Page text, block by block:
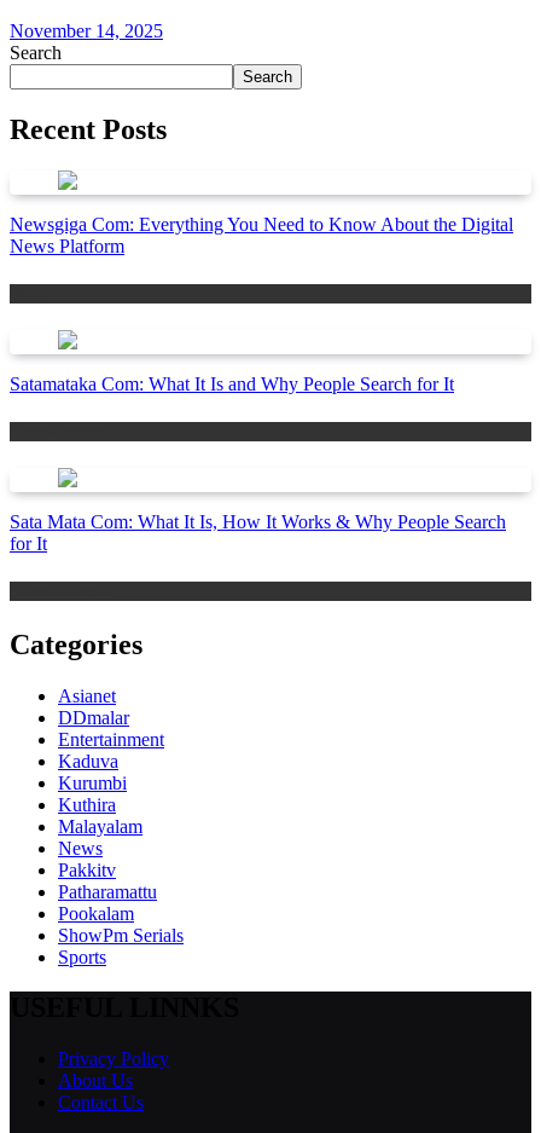
November 14, 2025
Search
Search
Recent Posts
Newsgiga Com: Everything You Need to Know About the Digital
News Platform
Satamataka Com: What It Is and Why People Search for It
Sata Mata Com: What It Is, How It Works & Why People Search
for It
Categories
Asianet
DDmalar
Entertainment
Kaduva
Kurumbi
Kuthira
Malayalam
News
Pakkitv
Patharamattu
Pookalam
ShowPm Serials
Sports
Privacy Policy
About Us
Contact Us